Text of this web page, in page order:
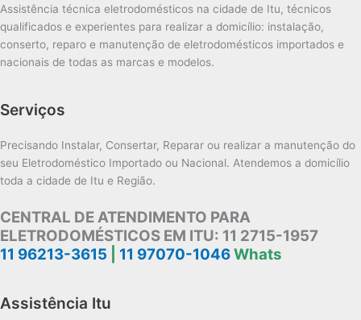
Assistência técnica eletrodomésticos na cidade de Itu, técnicos
qualificados e experientes para realizar a domicílio: instalação,
conserto, reparo e manutenção de eletrodomésticos importados e
nacionais de todas as marcas e modelos.
Serviços
Precisando Instalar, Consertar, Reparar ou realizar a manutenção do
seu Eletrodoméstico Importado ou Nacional. Atendemos a domicílio
toda a cidade de Itu e Região.
CENTRAL DE ATENDIMENTO PARA
ELETRODOMÉSTICOS EM ITU: 11 2715-1957
11 96213-3615
11 97070-1046Whats
Assistência Itu